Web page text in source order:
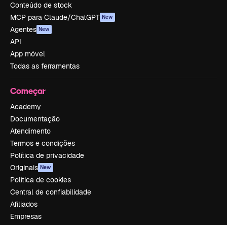
Conteúdo de stock
MCP para Claude/ChatGPT New
Agentes New
API
App móvel
Todas as ferramentas
Começar
Academy
Documentação
Atendimento
Termos e condições
Política de privacidade
Originais New
Política de cookies
Central de confiabilidade
Afiliados
Empresas